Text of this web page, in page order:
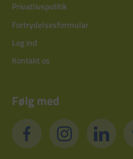
Privatlivspolitik
Fortrydelsesformular
Log ind
Kontakt os
Følg med